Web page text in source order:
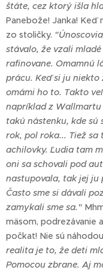
štáte, cez ktorý išla
Panebože! Janka!
zo stoličky.
stávalo, že vzali
rafinovane. Omamnú
prácu. Keď si ju
omámi ho to. Takto
napríklad z Wallmartu
takú nástenku, kde
rok, pol roka... Tiež sa
achilovky. Ľudia tam
oni sa schovali pod
nastupovala, tak jej ju
Často sme si dávali
zamykali sme sa."
mäsom, podrezávanie
počkať! Nie sú
realita je to, že deti
Pomocou zbrane. Aj